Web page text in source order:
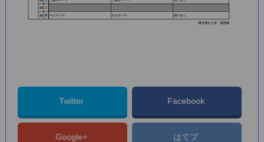
Twitter Facebook
Google+ はてブ